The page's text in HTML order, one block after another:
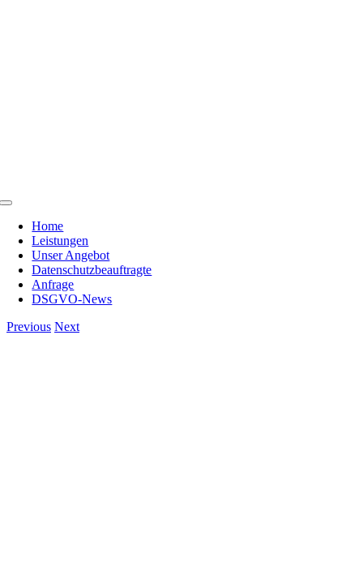
Toggle
NavigationHome
Leistungen
Unser Angebot
Datenschutzbeauftragte
Anfrage
DSGVO-News
Previous Next